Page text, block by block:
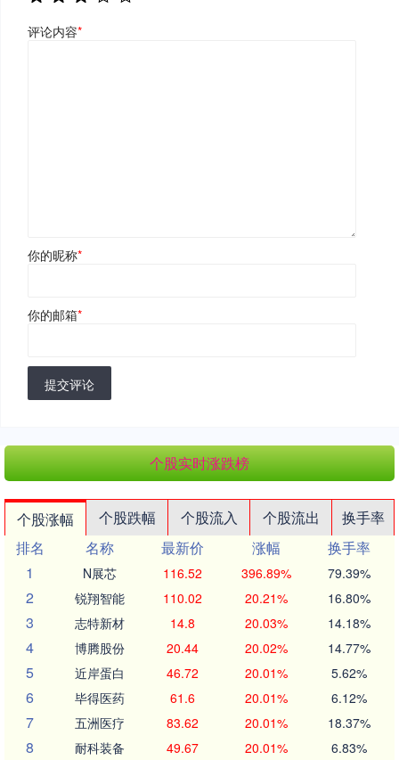
评论内容*
你的昵称*
你的邮箱*
提交评论
个股实时涨跌榜
个股涨幅 个股跌幅 个股流入 个股流出
换手率
排名
名称 最新价 涨幅
换手率
1
N展芯 116.52 396.89% 79.39%
2 锐翔智能 110.02 20.21% 16.80%
3 志特新材 14.8 20.03% 14.18%
4 博腾股份 20.44 20.02% 14.77%
5 近岸蛋白 46.72 20.01% 5.62%
6 毕得医药 61.6 20.01% 6.12%
7 五洲医疗 83.62 20.01% 18.37%
8 耐科装备 49.67 20.01% 6.83%